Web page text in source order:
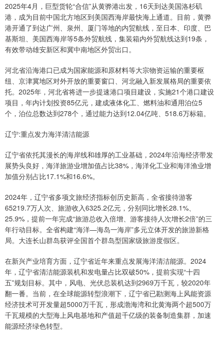
2025年4月，巨型货轮“合信”从黄骅港出发，16天到达美国洛杉矶
港，成为目前中国北方地区到美国西海岸最快海上通道。目前，黄骅
港开通了到达广州、泉州、厦门等地的内贸航线，至日本、印度、巴
基斯坦、美国西海岸等5条外贸航线，集装箱内外贸航线达到19条，
有效带动雄安新区和冀中南地区外贸出口。
河北省沿海港口已成为国家能源和原材料等大宗物资运输的重要枢
纽、京津冀地区对外开放的重要窗口、河北融入新发展格局的重要依
托。2025年，河北省将进一步提速港口项目建设，实施21个港口建设
项目，年内计划投资85亿元，建成液体化工、燃料油和通用泊位5
个，泊位总数达到278个，通过能力达到12.04亿吨、518.6万标箱。
辽宁:重点发力海洋清洁能源
辽宁省依托其漫长的海岸线和雄厚的工业基础，2024年沿海经济带发
展势头良好，海洋旅游业增加值占比38%，海洋化工业和海洋渔业增
加值分别占比17.1%和16.6%。
2024年，辽宁省多项文旅经济指标创历史新高，全省接待游客
65219.7万人次、旅游收入6325.2亿元，分别同比增长28.1%、
25.9%，提前一年完成“旅游总收入倍增、游客接待人次增长2倍”的三
年行动目标。全省构建“海洋—海岛一海岸”多元立体开发的旅游新格
局。大连长山群岛获评全国首个群岛型国家级旅游度假区。
在新兴产业培育方面，辽宁省近年来重点发展海洋清洁能源。2024
年，辽宁省清洁能源装机和发电量占比双破50%，提前实现“十四
五”规划目标。其中，风电、光伏总装机达到2969万千瓦，较2020年
翻一番。当前，在全球能源转型浪潮下，辽宁省已勘测海上风能资源
经济技术可开发量超5000万千瓦，形成渤海湾和北黄海两个超500万
千瓦规模的大型海上风电基地和产值超千亿级的装备制造集群，加速
能源经济绿色转型。